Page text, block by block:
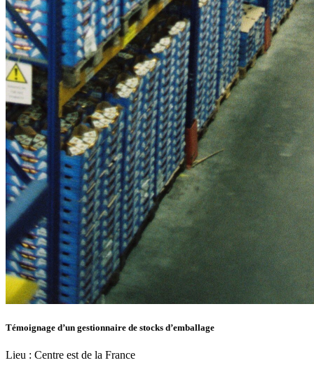
Témoignage d’un gestionnaire de stocks d’emballage
Lieu : Centre est de la France